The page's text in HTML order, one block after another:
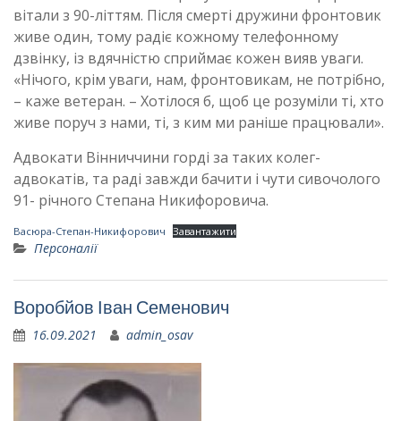
вітали з 90-літтям. Після смерті дружини фронтовик
живе один, тому радіє кожному телефонному
дзвінку, із вдячністю сприймає кожен вияв уваги.
«Нічого, крім уваги, нам, фронтовикам, не потрібно,
– каже ветеран. – Хотілося б, щоб це розуміли ті, хто
живе поруч з нами, ті, з ким ми раніше працювали».
Адвокати Вінниччини горді за таких колег-
адвокатів, та раді завжди бачити і чути сивочолого
91- річного Степана Никифоровича.
Васюра-Степан-Никифорович Завантажити
Персоналії
Воробйов Іван Семенович
16.09.2021 admin_osav